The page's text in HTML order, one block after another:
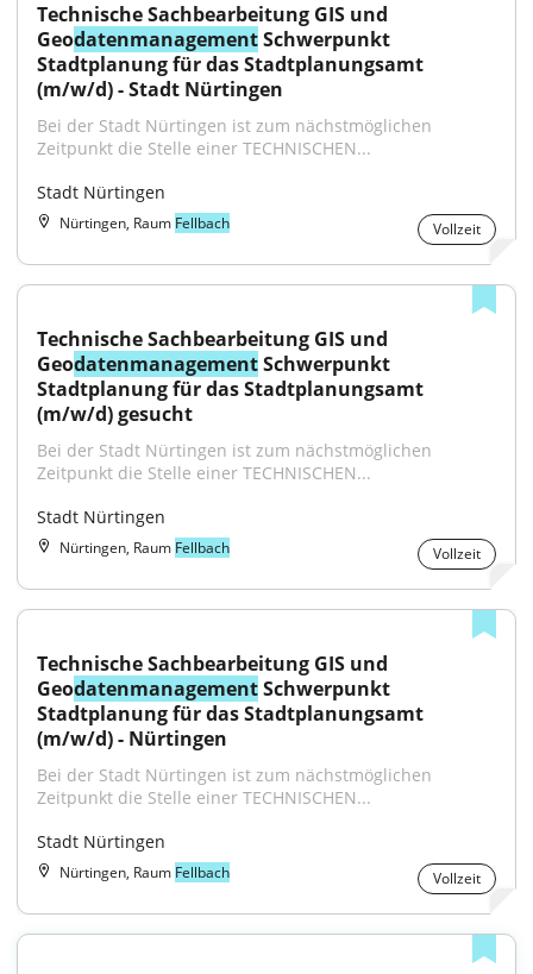
Technische Sachbearbeitung GIS und
Geodatenmanagement Schwerpunkt
Stadtplanung für das Stadtplanungsamt
(m/w/d) - Stadt Nürtingen
Bei der Stadt Nürtingen ist zum nächstmöglichen
Zeitpunkt die Stelle einer TECHNISCHEN...
Stadt Nürtingen
Nürtingen, Raum Fellbach Vollzeit
Technische Sachbearbeitung GIS und
Geodatenmanagement Schwerpunkt
Stadtplanung für das Stadtplanungsamt
(m/w/d) gesucht
Bei der Stadt Nürtingen ist zum nächstmöglichen
Zeitpunkt die Stelle einer TECHNISCHEN...
Stadt Nürtingen
Nürtingen, Raum Fellbach Vollzeit
Technische Sachbearbeitung GIS und
Geodatenmanagement Schwerpunkt
Stadtplanung für das Stadtplanungsamt
(m/w/d) - Nürtingen
Bei der Stadt Nürtingen ist zum nächstmöglichen
Zeitpunkt die Stelle einer TECHNISCHEN...
Stadt Nürtingen
Nürtingen, Raum Fellbach Vollzeit